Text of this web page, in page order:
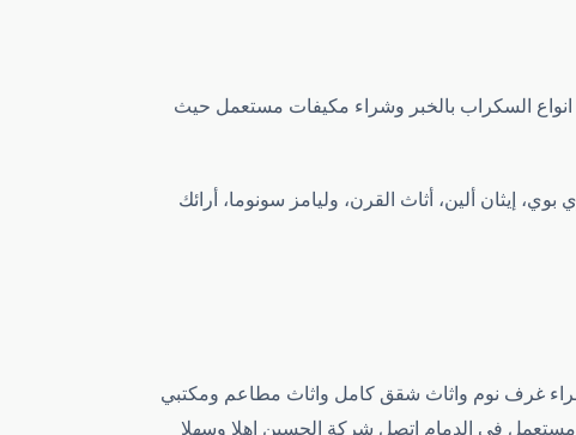
السكراب بالخبر وشراء مكيفات مستعمل حيث
إيثان ألين، أثاث القرن، وليامز سونوما، أرائك
شراء غرف نوم واثاث شقق كامل واثاث مطاعم ومكتبي
مستعمل في الدمام اتصل شركة الحسين اهلا وسهلا